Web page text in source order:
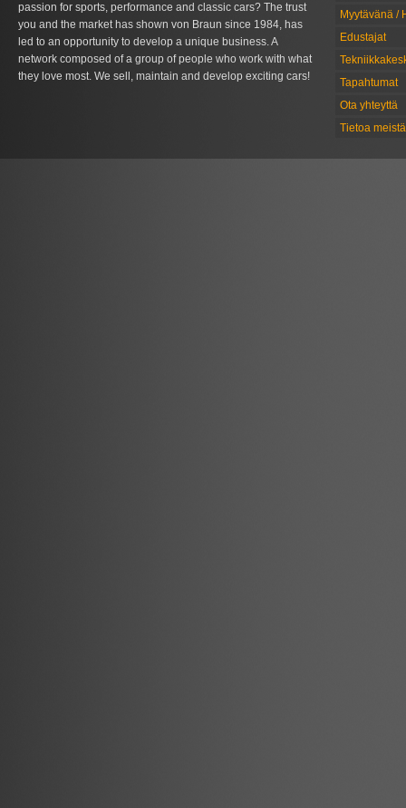
passion for sports, performance and classic cars? The trust
you and the market has shown von Braun since 1984, has
led to an opportunity to develop a unique business. A
network composed of a group of people who work with what
they love most. We sell, maintain and develop exciting cars!
Myytävänä /
Edustajat
Tapahtumat
Ota yhteyttä
Tietoa meistä